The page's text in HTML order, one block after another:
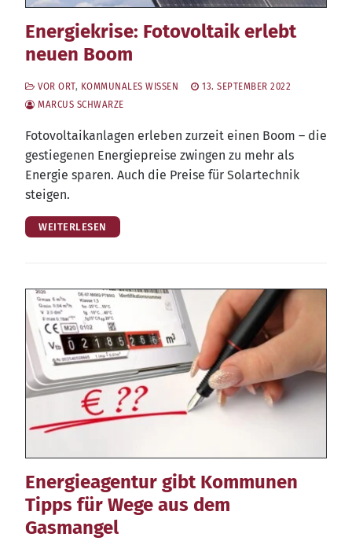
Energiekrise: Fotovoltaik erlebt
neuen Boom
VOR ORT, KOMMUNALES WISSEN
13. SEPTEMBER 2022
MARCUS SCHWARZE
Foto­vol­ta­ik­an­la­gen erle­ben zur­zeit einen Boom – die
gestie­ge­nen Ener­gie­prei­se zwin­gen zu mehr als
Ener­gie spa­ren. Auch die Prei­se für Solar­tech­nik
steigen.
WEITERLESEN
Energieagentur gibt Kommunen
Tipps für Wege aus dem
Gasmangel